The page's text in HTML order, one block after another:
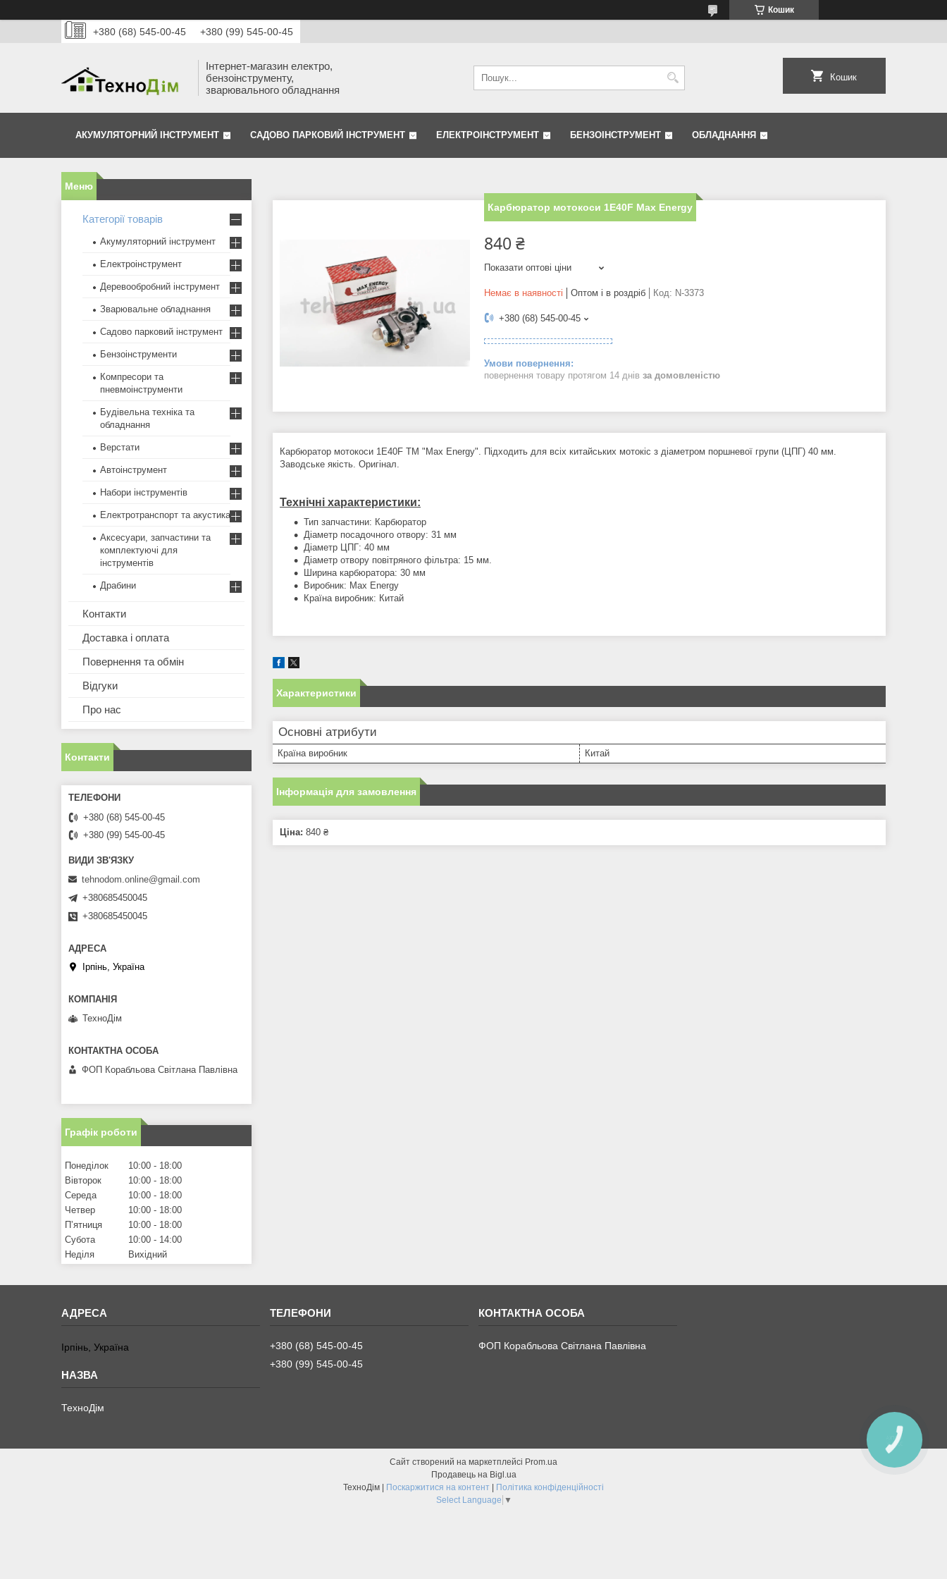
Кошик
+380 (68) 545-00-45 +380 (99) 545-00-45
Інтернет-магазин електро,
бензоінструменту,
зварювального обладнання
Кошик
АКУМУЛЯТОРНИЙ ІНСТРУМЕНТ САДОВО ПАРКОВИЙ ІНСТРУМЕНТ ЕЛЕКТРОІНСТРУМЕНТ БЕНЗОІНСТРУМЕНТ ОБЛАДНАННЯ
Карбюратор мотокоси 1E40F Max Energy
840 ₴
Показати оптові ціни
Немає в наявності Оптом і в роздріб Код: N-3373
+380 (68) 545-00-45
повернення товару протягом 14 днів за домовленістю
Карбюратор мотокоси 1E40F ТМ "Max Energy". Підходить для всіх китайських мотокіс з діаметром поршневої групи (ЦПГ) 40 мм.
Заводське якість. Оригінал.
Технічні характеристики:
Тип запчастини: Карбюратор
Діаметр посадочного отвору: 31 мм
Діаметр ЦПГ: 40 мм
Діаметр отвору повітряного фільтра: 15 мм.
Ширина карбюратора: 30 мм
Виробник: Max Energy
Країна виробник: Китай
Характеристики
Основні атрибути
Країна виробник Китай
Інформація для замовлення
Ціна: 840 ₴
Категорії товарів
Акумуляторний інструмент
Електроінструмент
Деревообробний інструмент
Зварювальне обладнання
Садово парковий інструмент
Бензоінструменти
Компресори та
пневмоінструменти
Будівельна техніка та
обладнання
Верстати
Автоінструмент
Набори інструментів
Електротранспорт та акустика
Аксесуари, запчастини та
комплектуючі для
інструментів
Драбини
Контакти
Доставка і оплата
Повернення та обмін
Відгуки
Про нас
Контакти
+380 (68) 545-00-45
+380 (99) 545-00-45
tehnodom.online@gmail.com
+380685450045
+380685450045
Ірпінь, Україна
ТехноДім
ФОП Корабльова Світлана Павлівна
Графік роботи
Понеділок 10:00
18:00
Вівторок
10:00
18:00
Середа
10:00
18:00
Четвер
10:00
18:00
Пʼятниця
10:00
18:00
Субота
10:00
14:00
Неділя
Вихідний
Ірпінь, Україна
ТехноДім
+380 (68) 545-00-45
+380 (99) 545-00-45
ФОП Корабльова Світлана Павлівна
Сайт створений на маркетплейсі Prom.ua
Продавець на Bigl.ua
ТехноДім | Поскаржитися на контент | Політика конфіденційності
Select Language ▼
КНОПКА
ЗВ'ЯЗКУ